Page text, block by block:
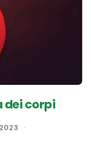
dei corpi